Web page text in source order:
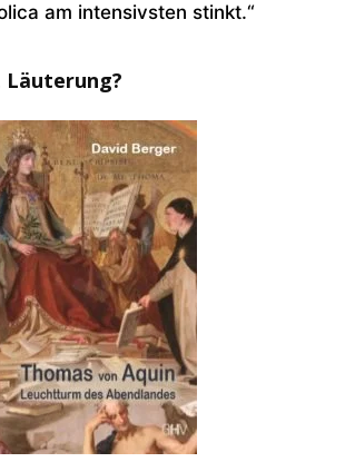
am intensivsten stinkt.“
Läuterung?